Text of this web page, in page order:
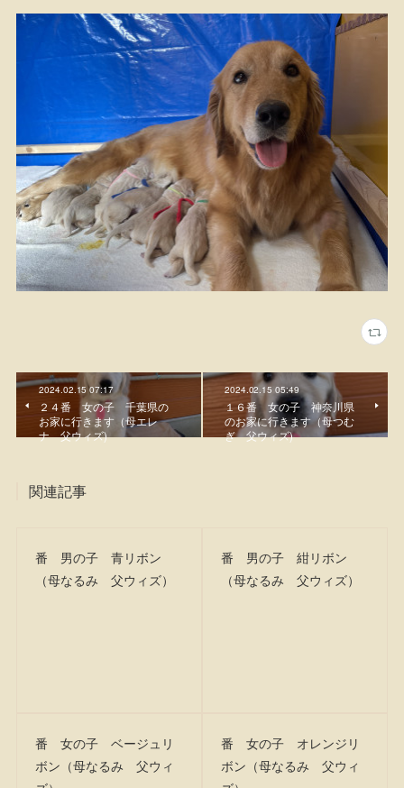
2024.02.15 07:17
２４番 女の子 千葉県の
お家に行きます（母エレ
ナ 父ウィズ)
2024.02.15 05:49
１６番 女の子 神奈川県
のお家に行きます（母つむ
ぎ 父ウィズ)
関連記事
番 男の子 青リボン
（母なるみ 父ウィズ）
番 男の子 紺リボン
（母なるみ 父ウィズ）
番 女の子 ベージュリ
ボン（母なるみ 父ウィ
番 女の子 オレンジリ
ボン（母なるみ 父ウィ